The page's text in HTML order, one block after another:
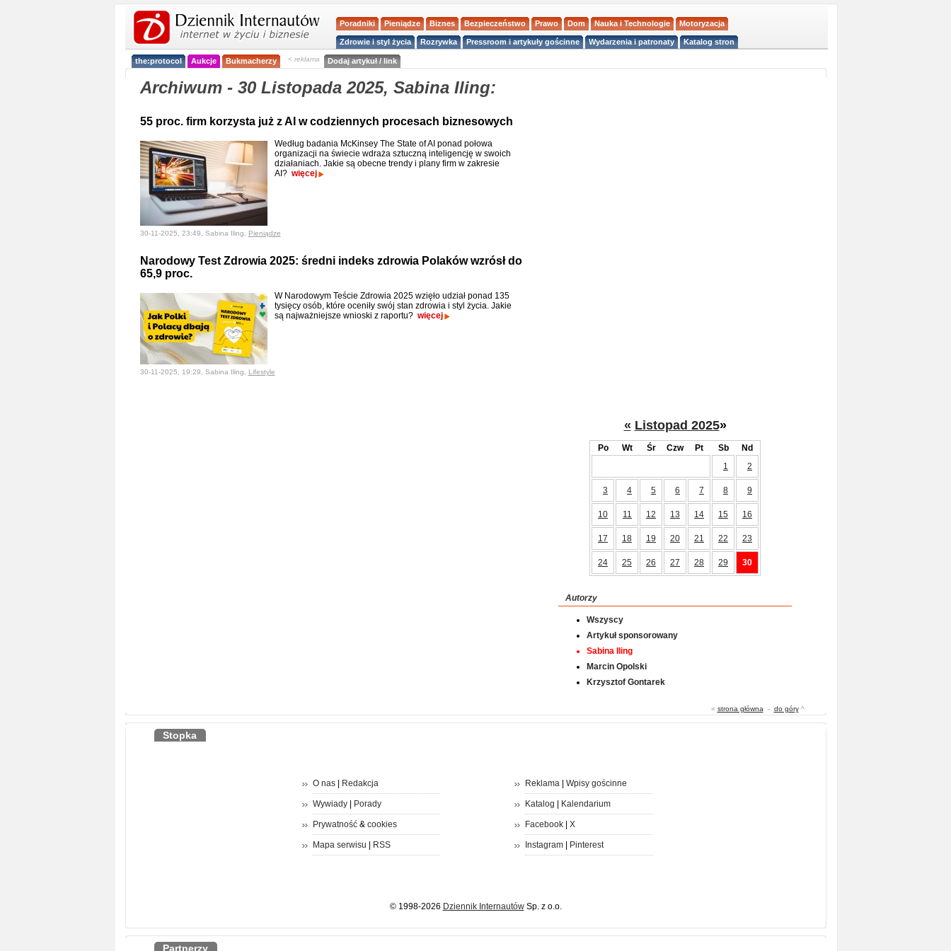
Poradniki Pieniądze Biznes Bezpieczeństwo Prawo Dom Nauka i Technologie Motoryzacja
Zdrowie i styl życia Rozrywka Pressroom i artykuły gościnne Wydarzenia i patronaty Katalog stron
the:protocol Aukcje Bukmacherzy < reklama Dodaj artykuł / link
Archiwum - 30 Listopada 2025, Sabina Iling:
55 proc. firm korzysta już z AI w codziennych procesach biznesowych
Według badania McKinsey The State of AI ponad połowa
organizacji na świecie wdraża sztuczną inteligencję w swoich
działaniach. Jakie są obecne trendy i plany firm w zakresie
AI? więcej
30-11-2025, 23:49, Sabina Iling, Pieniądze
Narodowy Test Zdrowia 2025: średni indeks zdrowia Polaków wzrósł do
65,9 proc.
W Narodowym Teście Zdrowia 2025 wzięło udział ponad 135
tysięcy osób, które oceniły swój stan zdrowia i styl życia. Jakie
są najważniejsze wnioski z raportu? więcej
30-11-2025, 19:29, Sabina Iling, Lifestyle
« Listopad 2025»
Po Wt Śr Czw Pt Sb
Nd
1
2
3 4 5 6 7 8 9
10 11 12 13 14 15 16
17 18 19 20 21 22 23
24 25 26 27 28 29 30
Autorzy
Wszyscy
Artykuł sponsorowany
Sabina Iling
Marcin Opolski
Krzysztof Gontarek
« strona główna - do góry^
Stopka
O nas| Redakcja
Wywiady| Porady
Prywatność& cookies
Mapa serwisu RSS
Reklama| Wpisy gościnne
Katalog Kalendarium
Facebook| X
Instagram| Pinterest
© 1998-2026 Dziennik InternautówSp. z o.o.
Partnerzy